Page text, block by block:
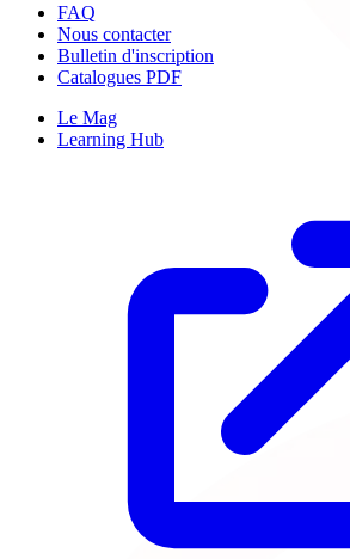
FAQ
Nous contacter
Bulletin d'inscription
Catalogues PDF
Le Mag
Learning Hub